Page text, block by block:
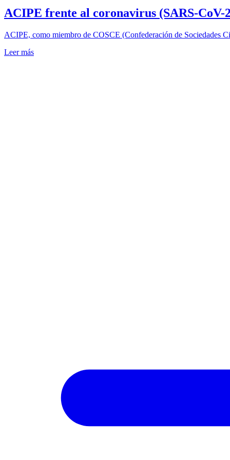
ACIPE frente al coronavirus (SARS-CoV-
ACIPE, como miembro de COSCE (Confederación de
Leer más